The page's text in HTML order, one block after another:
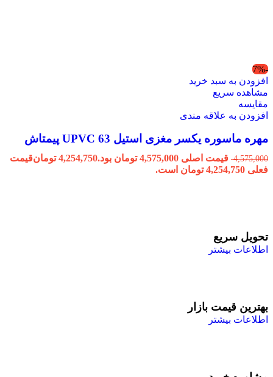
-7%
افزودن به سبد خرید
مشاهده سریع
مقایسه
افزودن به علاقه مندی
مهره ماسوره یکسر مغزی استیل 63 UPVC پیمتاش
4,575,000 قیمت اصلی 4,575,000 تومان بود. 4,254,750 تومانقیمت
فعلی 4,254,750 تومان است.
تحویل سریع
اطلاعات بیشتر
بهترین قیمت بازار
اطلاعات بیشتر